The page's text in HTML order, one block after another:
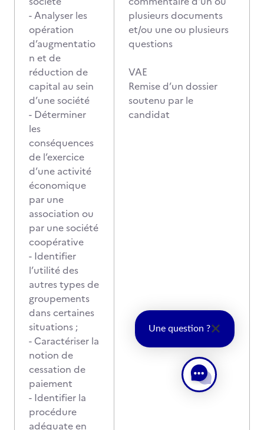
- Analyser les
opération
d’augmentatio
n et de
réduction de
capital au sein
d’une société
- Déterminer
les
conséquences
de l’exercice
d’une activité
économique
par une
association ou
par une société
coopérative
- Identifier
l’utilité des
autres types de
groupements
dans certaines
situations ;
- Caractériser la
notion de
cessation de
paiement
- Identifier la
procédure
adéquate en
plusieurs documents
et/ou une ou plusieurs
questions
VAE
Remise d’un dossier
soutenu par le
candidat
Une question ?